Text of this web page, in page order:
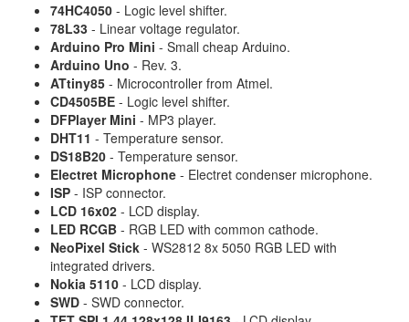
74HC4050 - Logic level shifter.
78L33 - Linear voltage regulator.
Arduino Pro Mini - Small cheap Arduino.
Arduino Uno - Rev. 3.
ATtiny85 - Microcontroller from Atmel.
CD4505BE - Logic level shifter.
DFPlayer Mini - MP3 player.
DHT11 - Temperature sensor.
DS18B20 - Temperature sensor.
Electret Microphone - Electret condenser microphone.
ISP - ISP connector.
LCD 16x02 - LCD display.
LED RCGB - RGB LED with common cathode.
NeoPixel Stick - WS2812 8x 5050 RGB LED with
integrated drivers.
Nokia 5110 - LCD display.
SWD - SWD connector.